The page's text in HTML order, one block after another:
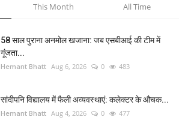
This Month All Time
58 साल पुराना अनमोल खजाना: जब एसबीआई की टीम में
गूंजता...
Hemant Bhatt Aug 6, 2026 0 483
सांदीपनि विद्यालय में फैली अव्यवस्थाएं: कलेक्टर के औचक...
Hemant Bhatt Aug 4, 2026 0 477